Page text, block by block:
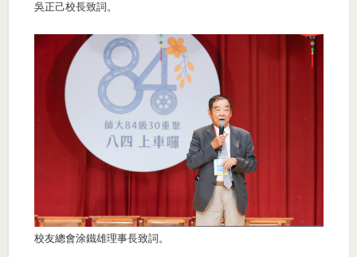
吳正己校長致詞。
校友總會涂鐵雄理事長致詞。